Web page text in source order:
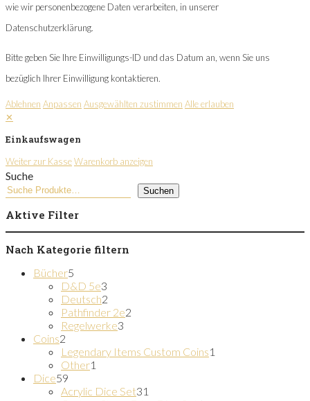
wie wir personenbezogene Daten verarbeiten, in unserer
Datenschutzerklärung.
Bitte geben Sie Ihre Einwilligungs-ID und das Datum an, wenn Sie uns
bezüglich Ihrer Einwilligung kontaktieren.
Ablehnen Anpassen Ausgewählten zustimmen Alle erlauben
✕
Einkaufswagen
Weiter zur KasseWarenkorb anzeigen
Suche
Suchen
Aktive Filter
Nach Kategorie filtern
Bücher5
Produkte
D&D 5e3
Produkte
Deutsch2
Produkte
Pathfinder 2e2
Regelwerke3
Coins2
Produkte
Legendary Items Custom Coins1
Other1
Dice59
Produkte
Acrylic Dice Set31